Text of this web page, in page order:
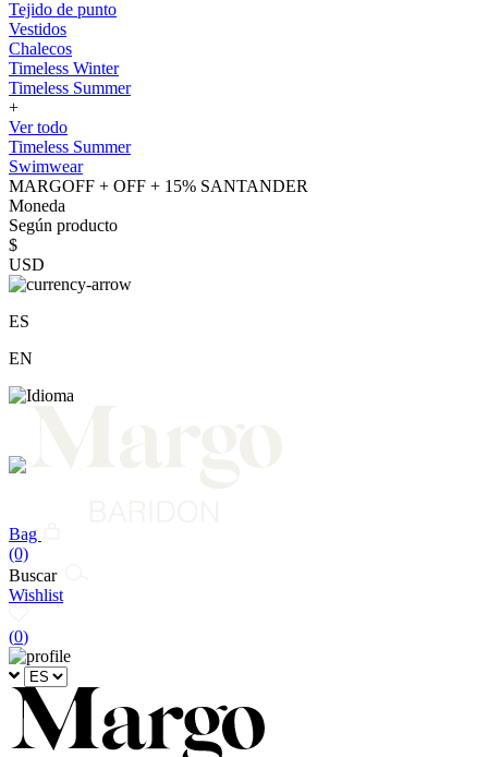
Tejido de punto
Vestidos
Chalecos
Timeless Winter
Timeless Summer
+
Ver todo
Timeless Summer
Swimwear
MARGOFF + OFF + 15% SANTANDER
Moneda
Según producto
$
USD
ES
EN
Bag
(0)
Buscar
Wishlist
(0)